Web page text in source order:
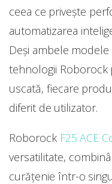
ceea ce privește
automatizarea
Deși ambele
tehnologii Roborock
uscată, fiecare
diferit de utilizator.
Roborock F25 ACE
versatilitate,
curățenie într-o